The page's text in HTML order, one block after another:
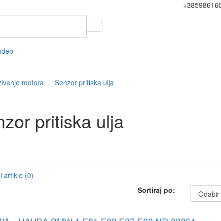
motora Senzor pritiska ulja
pritiska ulja
artikle (0)
Sortiraj po: